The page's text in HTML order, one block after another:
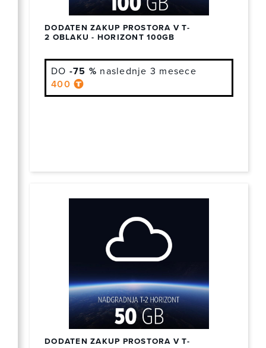
DODATEN ZAKUP PROSTORA V T-
2 OBLAKU - HORIZONT 100GB
DO -75 % naslednje 3 mesece
400
DODATEN ZAKUP PROSTORA V T-